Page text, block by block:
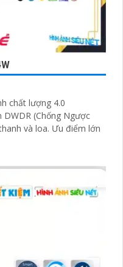
chất lượng 4.0
(Chống Ngược